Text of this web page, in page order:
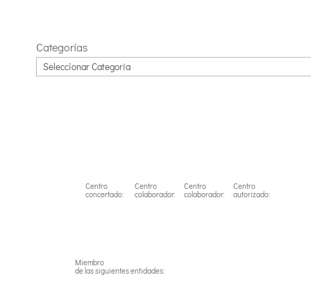
Categorías
Centro
concertado:
Centro
colaborador:
Centro
colaborador:
Centro
autorizado:
Miembro
de las siguientes entidades: